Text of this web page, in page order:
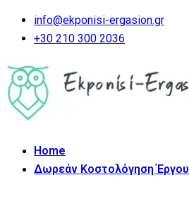
info@ekponisi-ergasion.gr
+30 210 300 2036
Home
Δωρεάν Κοστολόγηση Έργου